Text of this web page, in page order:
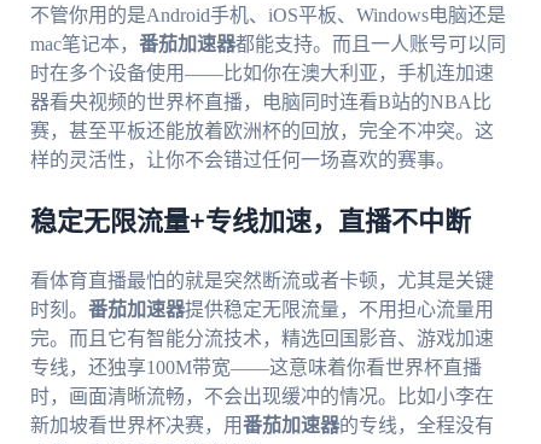
不管你用的是Android手机、iOS平板、Windows电脑还是
mac笔记本， 番茄加速器都能支持。而且一人账号可以同
时在多个设备使用——比如你在澳大利亚，手机连加速
器看央视频的世界杯直播，电脑同时连看B站的NBA比
赛，甚至平板还能放着欧洲杯的回放，完全不冲突。这
样的灵活性，让你不会错过任何一场喜欢的赛事。
稳定无限流量+专线加速，直播不中断
看体育直播最怕的就是突然断流或者卡顿，尤其是关键
时刻。 番茄加速器提供稳定无限流量，不用担心流量用
完。而且它有智能分流技术，精选回国影音、游戏加速
专线，还独享100M带宽——这意味着你看世界杯直播
时，画面清晰流畅，不会出现缓冲的情况。比如小李在
新加坡看世界杯决赛，用番茄加速器的专线，全程没有